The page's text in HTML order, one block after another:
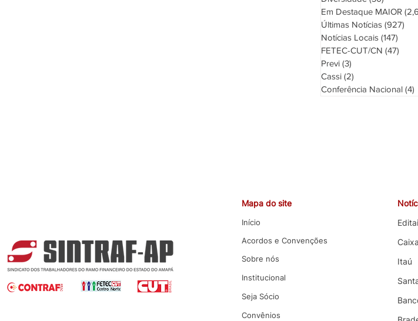
Em Destaque MAIOR
Últimas Notícias (927)
Notícias Locais (147)
FETEC-CUT/CN (47)
Previ (3)
Cassi (2)
Conferência Nacional (4)
Mapa do site
Início
Acordos e Convenções
Sobre nós
Institucional
Seja Sócio
Convênios
Caixa
Itaú